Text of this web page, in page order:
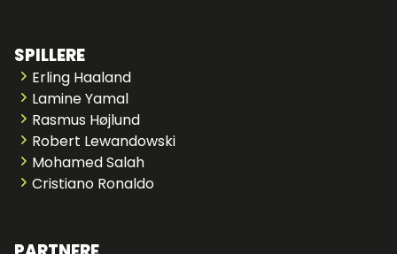
SPILLERE
Erling Haaland
Lamine Yamal
Rasmus Højlund
Robert Lewandowski
Mohamed Salah
Cristiano Ronaldo